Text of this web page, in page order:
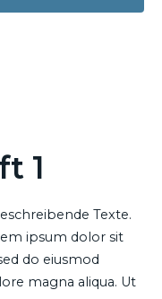
1
Texte.
ipsum dolor sit
do eiusmod
magna aliqua. Ut